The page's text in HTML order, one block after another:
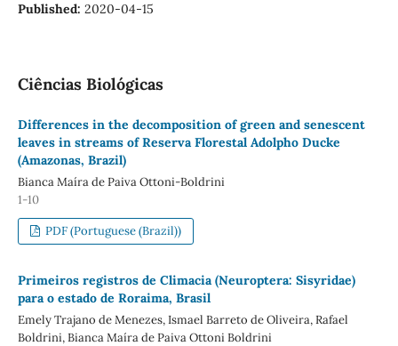
Published: 2020-04-15
Ciências Biológicas
Differences in the decomposition of green and senescent
leaves in streams of Reserva Florestal Adolpho Ducke
(Amazonas, Brazil)
Bianca Maíra de Paiva Ottoni-Boldrini
1-10
PDF (Portuguese (Brazil))
Primeiros registros de Climacia (Neuroptera: Sisyridae)
para o estado de Roraima, Brasil
Emely Trajano de Menezes, Ismael Barreto de Oliveira, Rafael
Boldrini, Bianca Maíra de Paiva Ottoni Boldrini